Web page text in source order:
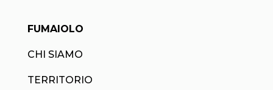
FUMAIOLO
CHI SIAMO
TERRITORIO